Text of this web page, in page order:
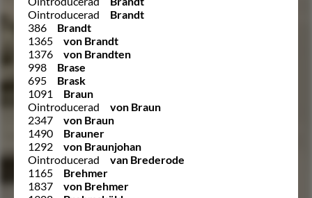
Ointroducerad
Brandt
386
Brandt
1365
von Brandt
1376
von Brandten
998
Brase
695
Brask
1091
Braun
Ointroducerad
von Braun
2347
von Braun
1490
Brauner
1292
von Braunjohan
Ointroducerad
van Brederode
1165
Brehmer
1837
von Brehmer